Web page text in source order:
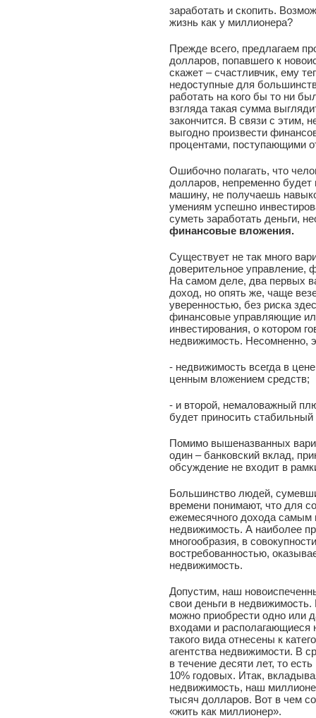
заработать и скопить.
жизнь как у миллионера?
Прежде всего, предлагаем
долларов, попавшего к
скажет – счастливчик, ему
недоступные для
работать на кого бы то ни
взгляда такая сумма
закончится. В связи с этим,
выгодно произвести
процентами, поступающими
Ошибочно полагать, что
долларов, непременно
машину, не получаешь
умениям успешно
суметь заработать деньги,
финансовые вложения.
Существует не так много
доверительное управление,
На самом деле, два первых
доход, но опять же, чаще
уверенностью, без риска
финансовые управляющие
инвестирования, о котором
недвижимость. Несомненно,
- недвижимость всегда в
ценным вложением средств;
- и второй, немаловажный
будет приносить
Помимо вышеназванных
один – банковский вклад,
обсуждение не входит в
Большинство людей,
времени понимают, что для
ежемесячного дохода самым
недвижимость. А наиболее
многообразия, в
востребованностью,
недвижимость.
Допустим, наш
свои деньги в
можно приобрести одно или
входами и
такого вида отнесены к
агентства недвижимости. В
в течение десяти лет, то
10% годовых. Итак,
недвижимость, наш
тысяч долларов. Вот в чем
«жить как миллионер».